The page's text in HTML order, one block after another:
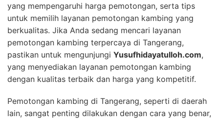
yang mempengaruhi harga pemotongan, serta tips
untuk memilih layanan pemotongan kambing yang
berkualitas. Jika Anda sedang mencari layanan
pemotongan kambing terpercaya di Tangerang,
pastikan untuk mengunjungi Yusufhidayatulloh.com,
yang menyediakan layanan pemotongan kambing
dengan kualitas terbaik dan harga yang kompetitif.
Pemotongan kambing di Tangerang, seperti di daerah
lain, sangat penting dilakukan dengan cara yang benar,